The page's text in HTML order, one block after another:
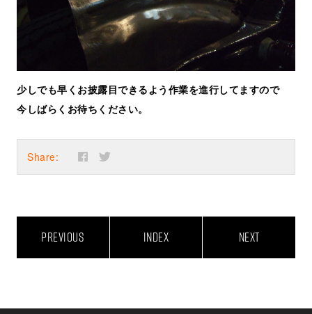
少しでも早くお披露目できるよう作業を進行してますので
今しばらくお待ちください。
Share:
PREVIOUS INDEX NEXT